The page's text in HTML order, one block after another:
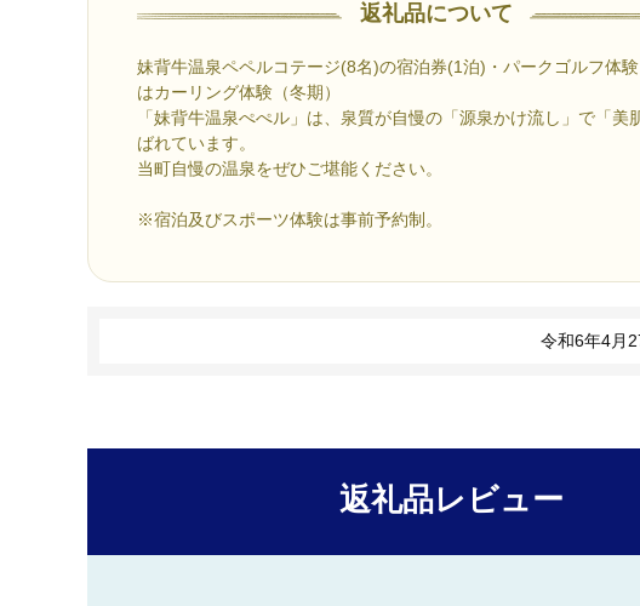
返礼品について
妹背牛温泉ペペルコテージ(8名)の宿泊券(1泊)・パークゴルフ体
はカーリング体験（冬期）
「妹背牛温泉ぺぺル」は、泉質が自慢の「源泉かけ流し」で「美
ばれています。
当町自慢の温泉をぜひご堪能ください。
※宿泊及びスポーツ体験は事前予約制。
令和6年4月
返礼品レビュー